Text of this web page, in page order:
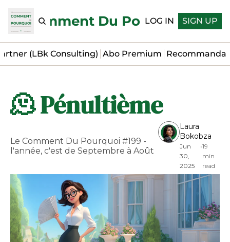
Le Comment Du Pourquoi
LOG IN SIGN UP
(LBk Consulting) Abo Premium
🫠 Pénultième
Le Comment Du Pourquoi #199 -
l'année, c'est de Septembre à Août
Laura
Bokobza
Jun
30,
2025
•19
min
read